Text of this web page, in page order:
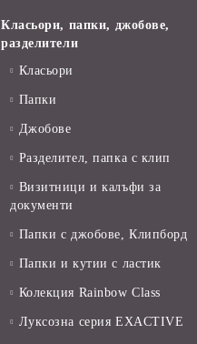
Класьори, папки, джобове,
разделители
Класьори
Папки
Джобове
Разделител, папка с клип
Визитници и калъфи за
документи
Папки с джобове, Клипборд
Папки и кутии с ластик
Колекция Rainbow Class
Луксозна серия EXACTIVE